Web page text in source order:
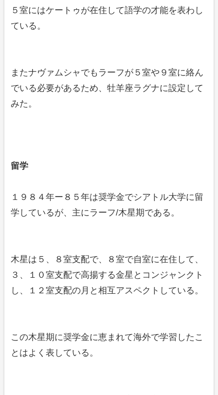
５室にはケートゥが在住して語学の才能を表わし
ている。
またナヴァムシャでもラーフが５室や９室に絡ん
でいる必要があるため、牡羊座ラグナに設定して
みた。
留学
１９８４年ー８５年は奨学金でシアトル大学に留
学しているが、主にラーフ/木星期である。
木星は５、８室支配で、８室で自室に在住して、
３、１０室支配で高揚する金星とコンジャンクト
し、１２室支配の月と相互アスペクトしている。
この木星期に奨学金に恵まれて海外で学習したこ
とはよく表している。